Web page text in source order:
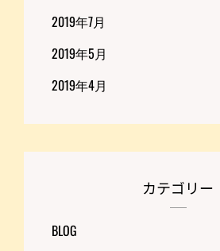
2019年7月
2019年5月
2019年4月
カテゴリー
BLOG